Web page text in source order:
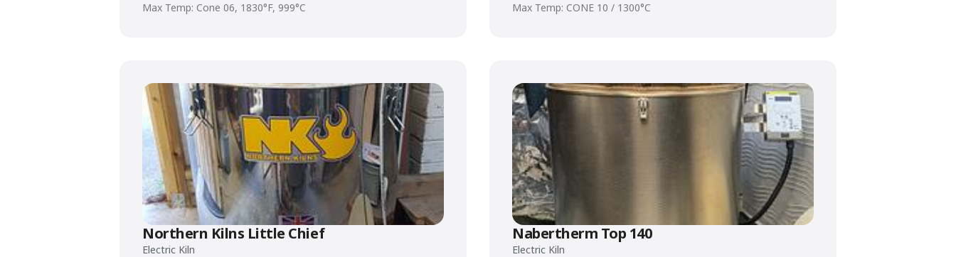
Max Temp: Cone 06, 1830°F, 999°C
Max Temp: CONE 10 / 1300°C
Northern Kilns Little Chief
Electric Kiln
Nabertherm Top 140
Electric Kiln